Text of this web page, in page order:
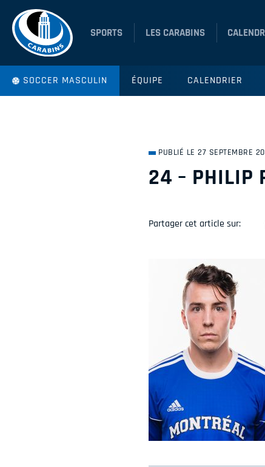
SPORTS LES CARABINS
SOCCER MASCULIN ÉQUIPE CALENDRIER
PUBLIÉ LE 27 SEPTEMBRE
24 – PHILIP
Partager cet article sur: